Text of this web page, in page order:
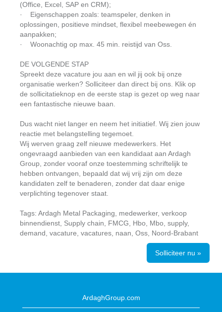
(Office, Excel, SAP en CRM);
· Eigenschappen zoals: teamspeler, denken in
oplossingen, positieve mindset, flexibel meebewegen én
aanpakken;
· Woonachtig op max. 45 min. reistijd van Oss.
DE VOLGENDE STAP
Spreekt deze vacature jou aan en wil jij ook bij onze
organisatie werken? Solliciteer dan direct bij ons. Klik op
de sollicitatieknop en de eerste stap is gezet op weg naar
een fantastische nieuwe baan.
Dus wacht niet langer en neem het initiatief. Wij zien jouw
reactie met belangstelling tegemoet.
Wij werven graag zelf nieuwe medewerkers. Het
ongevraagd aanbieden van een kandidaat aan Ardagh
Group, zonder vooraf onze toestemming schriftelijk te
hebben ontvangen, bepaald dat wij vrij zijn om deze
kandidaten zelf te benaderen, zonder dat daar enige
verplichting tegenover staat.
Tags: Ardagh Metal Packaging, medewerker, verkoop
binnendienst, Supply chain, FMCG, Hbo, Mbo, supply,
demand, vacature, vacatures, naan, Oss, Noord-Brabant
Solliciteer nu »
ArdaghGroup.com